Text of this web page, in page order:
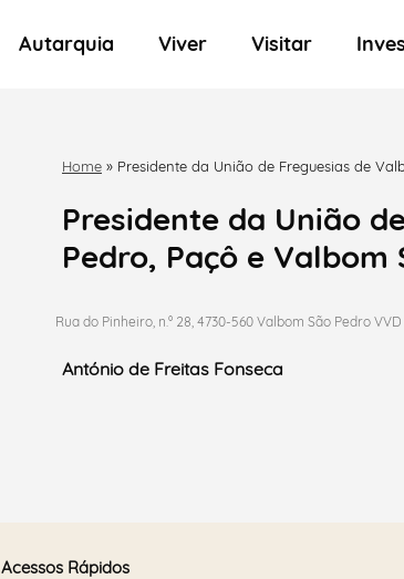
Autarquia Viver Visitar
Home» Presidente da União de Freguesias de
Presidente da União
Pedro, Paçô e Valbom
Rua do Pinheiro, n.º 28, 4730-560 Valbom São Pedro VVD
António de Freitas Fonseca
Acessos Rápidos